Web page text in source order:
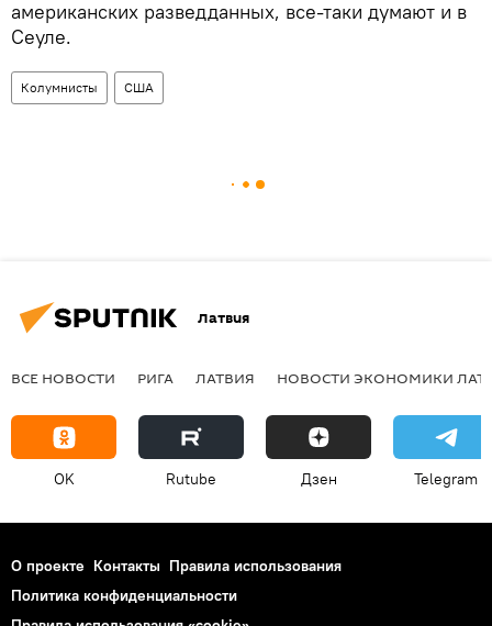
американских разведданных, все-таки думают и в
Сеуле.
Колумнисты США
Латвия
ВСЕ НОВОСТИ РИГА ЛАТВИЯ НОВОСТИ ЭКОНОМИКИ
OK Rutube Дзен Telegram
О проекте Контакты Правила использования
Политика конфиденциальности